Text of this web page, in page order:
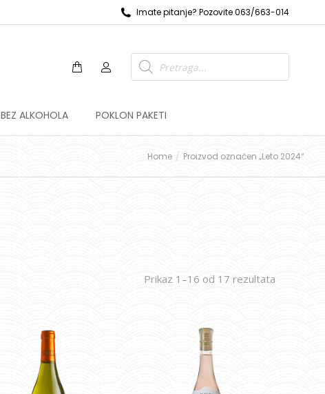
Imate pitanje? Pozovite 063/663-014
BEZ ALKOHOLA POKLON PAKETI
Home Proizvod označen „Leto 2024“
Prikaz 1–16 od 17 rezultata